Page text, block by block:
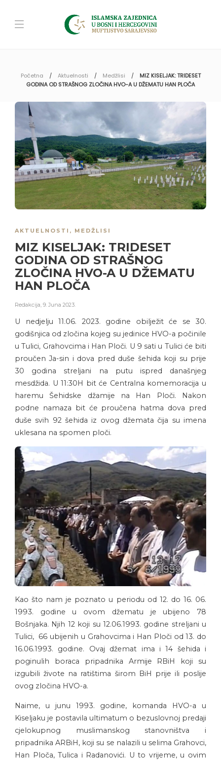
Početna Aktuelnosti Medžlisi
MIZ KISELJAK: TRIDESET
GODINA OD STRAŠNOG ZLOČINA HVO-A U DŽEMATU HAN PLOČA
AKTUELNOSTI , MEDŽLISI
MIZ KISELJAK: TRIDESET
GODINA OD STRAŠNOG
ZLOČINA HVO-A U DŽEMATU
HAN PLOČA
Redakcija, 9. Juna 2023.
U nedjelju 11.06. 2023. godine obilježit će se 30.
godišnjica od zločina kojeg su jedinice HVO-a počinile
u Tulici, Grahovcima i Han Ploči. U 9 sati u Tulici će biti
proučen Ja-sin i dova pred duše šehida koji su prije
30 godina streljani na putu ispred današnjeg
mesdžida. U 11:30H bit će Centralna komemoracija u
haremu Šehidske džamije na Han Ploči. Nakon
podne namaza bit će proučena hatma dova pred
duše svih 92 šehida iz ovog džemata čija su imena
uklesana na spomen ploči.
Kao što nam je poznato u periodu od 12. do 16. 06.
1993. godine u ovom džematu je ubijeno 78
Bošnjaka. Njih 12 koji su 12.06.1993. godine streljani u
Tulici, 66 ubijenih u Grahovcima i Han Ploči od 13. do
16.06.1993. godine. Ovaj džemat ima i 14 šehida i
poginulih boraca pripadnika Armije RBiH koji su
izgubili živote na ratištima širom BiH prije ili poslije
ovog zločina HVO-a.
Naime, u junu 1993. godine, komanda HVO-a u
Kiseljaku je postavila ultimatum o bezuslovnoj predaji
cjelokupnog muslimanskog stanovništva i
pripadnika ARBiH, koji su se nalazili u selima Grahovci,
Han Ploča, Tulica i Radanovići. U to vrijeme, u ovim